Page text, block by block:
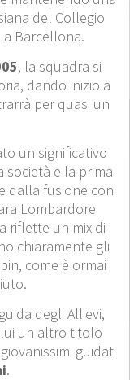
del Collegio
a Barcellona.
, la squadra si
dando inizio a
per quasi un
un significativo
società e la prima
dalla fusione con
Lombardore
riflette un mix di
chiaramente gli
come è ormai
degli Allievi,
lui un altro titolo
guidati
.